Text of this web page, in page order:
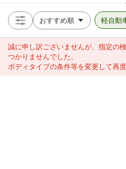
軽自動
誠に申し訳ございませんが、指定の
つかりませんでした。
ボディタイプの条件等を変更して再